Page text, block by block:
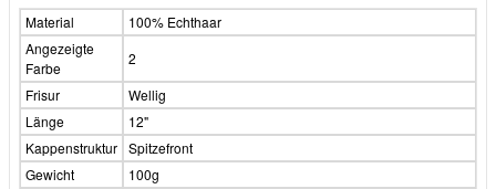
Material
100% Echthaar
Angezeigte
Farbe
2
Frisur
Wellig
Länge
12"
Kappenstruktur Spitzefront
Gewicht
100g